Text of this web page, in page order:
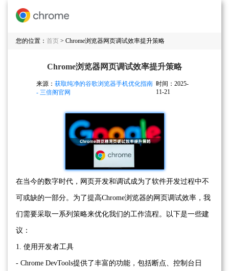
您的位置： 首页 > Chrome浏览器网页调试效率提升策略
Chrome浏览器网页调试效率提升策略
来源： 获取纯净的谷歌浏览器手机优化指南
- 三倍阁官网
时间：2025-
11-21
在当今的数字时代，网页开发和调试成为了软件开发过程中不
可或缺的一部分。为了提高Chrome浏览器的网页调试效率，我
们需要采取一系列策略来优化我们的工作流程。以下是一些建
议：
1. 使用开发者工具
- Chrome DevTools提供了丰富的功能，包括断点、控制台日